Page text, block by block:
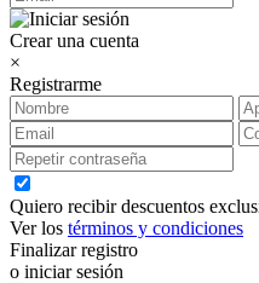
Crear una cuenta
×
Registrarme
Quiero recibir descuentos
Ver los términos y condiciones
Finalizar registro
o iniciar sesión